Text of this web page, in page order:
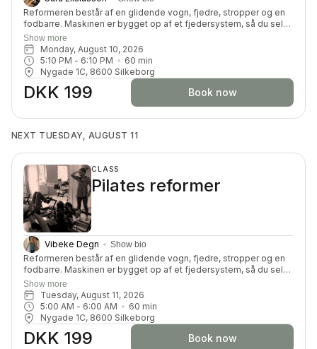
Reformeren består af en glidende vogn, fjedre, stropper og en
fodbarre. Maskinen er bygget op af et fjedersystem, så du selv
kan kan tilpasse belastningen. Du får en dynamisk og effektiv
træning, hvor du vil blive tilpas udfordret på din styrke,
smidighed, balance, koordination og koncentration.
Show more
Monday, August 10, 2026
5:10 PM - 6:10 PM 60 min
Nygade 1C, 8600 Silkeborg
DKK 199 Book now
NEXT TUESDAY, AUGUST 11
CLASS
Pilates reformer
Vibeke Degn Show bio
Reformeren består af en glidende vogn, fjedre, stropper og en
fodbarre. Maskinen er bygget op af et fjedersystem, så du selv
kan kan tilpasse belastningen. Du får en dynamisk og effektiv
træning, hvor du vil blive tilpas udfordret på din styrke,
smidighed, balance, koordination og koncentration.
Show more
Tuesday, August 11, 2026
5:00 AM - 6:00 AM 60 min
Nygade 1C, 8600 Silkeborg
DKK 199 Book now